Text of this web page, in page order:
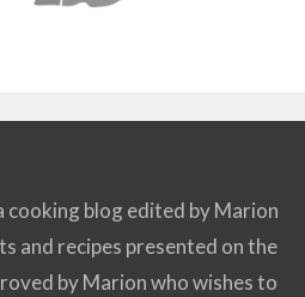
cooking blog edited by Marion
and recipes presented on the
by Marion who wishes to